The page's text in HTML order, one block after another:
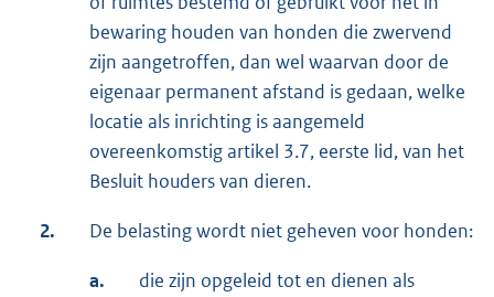
bewaring houden van honden die zwervend
zijn aangetroffen, dan wel waarvan door de
eigenaar permanent afstand is gedaan, welke
locatie als inrichting is aangemeld
overeenkomstig artikel 3.7, eerste lid, van het
Besluit houders van dieren.
2. De belasting wordt niet geheven voor honden:
a.
die zijn opgeleid tot en dienen als